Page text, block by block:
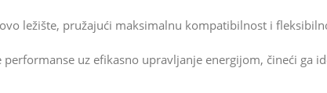
ležište, pružajući maksimalnu kompatibilnost i
uz efikasno upravljanje energijom, čineći ga